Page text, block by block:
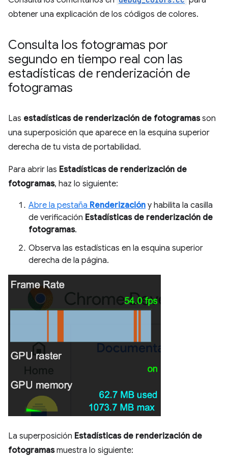
obtener una explicación de los códigos de colores.
Consulta los fotogramas por
segundo en tiempo real con las
estadísticas de renderización de
fotogramas
Las estadísticas de renderización de fotogramasson
una superposición que aparece en la esquina superior
derecha de tu vista de portabilidad.
Para abrir las Estadísticas de renderización de
fotogramas, haz lo siguiente:
Abre la pestaña Renderización y habilita la casilla
de verificación Estadísticas de renderización de
fotogramas.
Observa las estadísticas en la esquina superior
derecha de la página.
La superposición Estadísticas de renderización de
fotogramasmuestra lo siguiente: